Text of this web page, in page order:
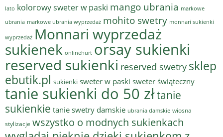
lato kolorowy sweter w paski mango ubrania markowe
ubrania markowe ubrania wyprzedaż mohito swetry monnari sukienki
wyprzedaż Monnari wyprzedaż
sukienek onlinehurt orsay sukienki
reserved sukienki reserved swetry sklep
ebutik.pl sukienki sweter w paski sweter świąteczny
tanie sukienki do 50 złtanie
sukienkie tanie swetry damskie ubrania damskie wiosna
stylizacje wszystko o modnych sukienkach